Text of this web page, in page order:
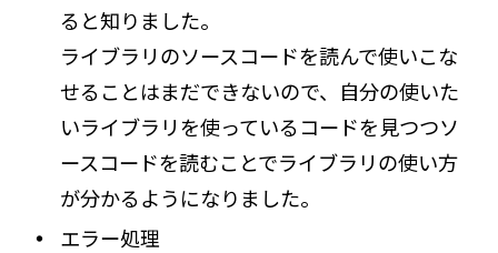
ると知りました。
ライブラリのソースコードを読んで使いこな
せることはまだできないので、自分の使いた
いライブラリを使っているコードを見つつソ
ースコードを読むことでライブラリの使い方
が分かるようになりました。
エラー処理